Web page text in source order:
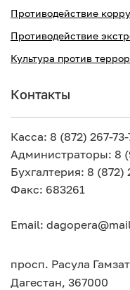
Противодействие
Противодействие
Культура против
Контакты
Касса: 8 (872) 267-73-
Администраторы: 8
Бухгалтерия: 8 (872)
Факс: 683261
Email:
просп. Расула
Дагестан, 367000